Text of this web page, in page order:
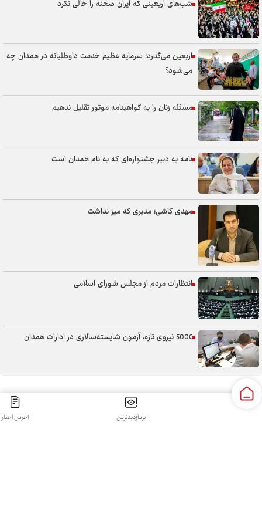
شب‌های اربعینی که ایران صحنه را خالی نکرد
اربعین می‌گذرد؛ سرمایه عظیم خدمت داوطلبانه در همدان چه
می‌شود؟
مسئله زنان را به گواهینامه موتور تقلیل ندهیم
نامه به دبیر جشنواره‌ای که به نام همدان است
مهدی کاشی؛ مدیری که میز نداشت
انتظارات مردم از مجلس شورای اسلامی
5000 نیروی تازه، آزمون شایسته‌سالاری در ادارات همدان
پربازدیدترین آخرین اخبار